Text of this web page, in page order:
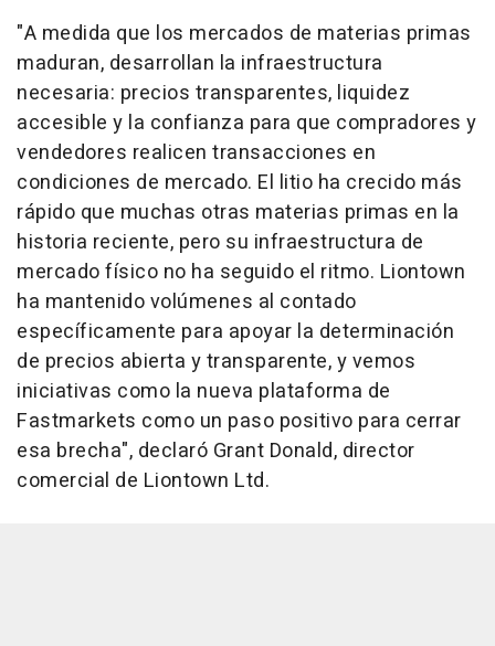
"A medida que los mercados de materias primas
maduran, desarrollan la infraestructura
necesaria: precios transparentes, liquidez
accesible y la confianza para que compradores y
vendedores realicen transacciones en
condiciones de mercado. El litio ha crecido más
rápido que muchas otras materias primas en la
historia reciente, pero su infraestructura de
mercado físico no ha seguido el ritmo. Liontown
ha mantenido volúmenes al contado
específicamente para apoyar la determinación
de precios abierta y transparente, y vemos
iniciativas como la nueva plataforma de
Fastmarkets como un paso positivo para cerrar
esa brecha", declaró Grant Donald, director
comercial de Liontown Ltd.